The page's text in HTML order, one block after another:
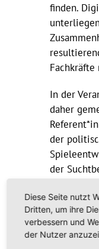
finden.
In der
daher
der
der
dem
Diese Seite nutzt
Dritten, um ihre
verbessern und
der Nutzer